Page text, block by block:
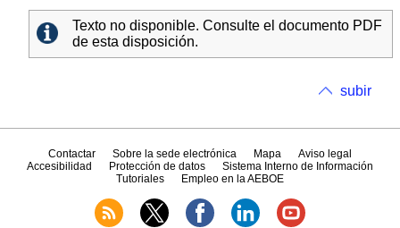
Texto no disponible. Consulte el documento PDF
de esta disposición.
subir
Contactar Sobre la sede electrónica Mapa
Aviso legal
Accesibilidad
Protección de datos
Sistema Interno de Información
Tutoriales
Empleo en la AEBOE